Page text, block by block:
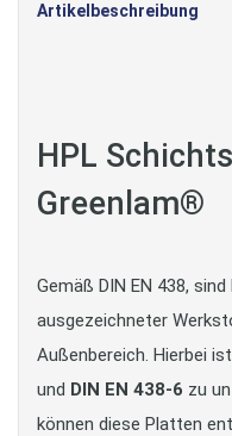
Artikelbeschreibung
HPL
Greenlam®
Gemäß DIN EN 438,
ausgezeichneter
Außenbereich. Hierbei
und DIN EN 438-6 zu
können diese Platten